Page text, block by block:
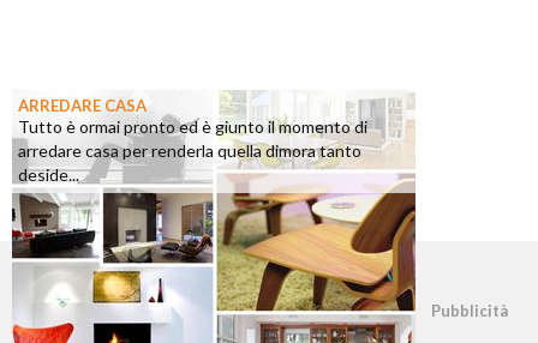
ARREDARE CASA
Tutto è ormai pronto ed è giunto il momento di
arredare casa per renderla quella dimora tanto
deside...
©2026 - casapratica.org - p.iva 03338800984 Pubblicità